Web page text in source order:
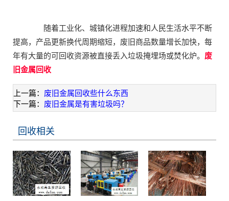
随着工业化、城镇化进程加速和人民生活水平不断
提高，产品更新换代周期缩短，废旧商品数量增长加快，每
年有大量的可回收资源被直接丢入垃圾掩埋场或焚化炉。 废
旧金属回收
上一篇： 废旧金属回收些什么东西
下一篇： 废旧金属是有害垃圾吗？
回收相关